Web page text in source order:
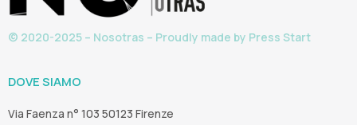
© 2020-2025 – Nosotras – Proudly made by Press Start
DOVE SIAMO
Via Faenza n° 103 50123 Firenze